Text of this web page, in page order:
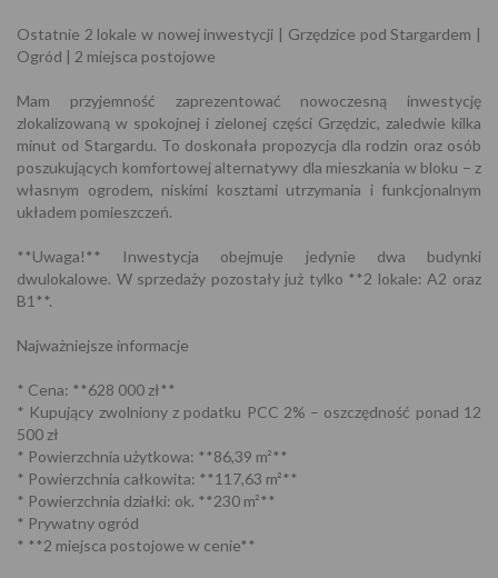
Ostatnie 2 lokale w nowej inwestycji | Grzędzice pod Stargardem |
Ogród | 2 miejsca postojowe
Mam przyjemność zaprezentować nowoczesną inwestycję
zlokalizowaną w spokojnej i zielonej części Grzędzic, zaledwie kilka
minut od Stargardu. To doskonała propozycja dla rodzin oraz osób
poszukujących komfortowej alternatywy dla mieszkania w bloku – z
własnym ogrodem, niskimi kosztami utrzymania i funkcjonalnym
układem pomieszczeń.
**Uwaga!** Inwestycja obejmuje jedynie dwa budynki
dwulokalowe. W sprzedaży pozostały już tylko **2 lokale: A2 oraz
B1**.
Najważniejsze informacje
* Cena: **628 000 zł**
* Kupujący zwolniony z podatku PCC 2% – oszczędność ponad 12
500 zł
* Powierzchnia użytkowa: **86,39 m²**
* Powierzchnia całkowita: **117,63 m²**
* Powierzchnia działki: ok. **230 m²**
* Prywatny ogród
* **2 miejsca postojowe w cenie**